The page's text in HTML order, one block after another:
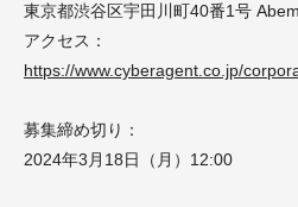
東京都渋谷区宇田川町40番1号
アクセス：
https://www.cyberagent.co.jp/
募集締め切り：
2024年3月18日（月）12:00